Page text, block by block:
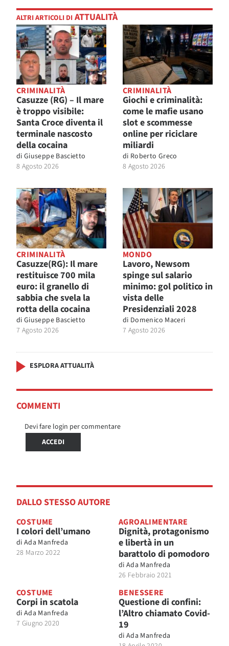
ALTRI ARTICOLI DI ATTUALITÀ
CRIMINALITÀ
Casuzze (RG) – Il mare
è troppo visibile:
Santa Croce diventa il
terminale nascosto
della cocaina
di Giuseppe Bascietto
8 Agosto 2026
CRIMINALITÀ
Giochi e criminalità:
come le mafie usano
slot e scommesse
online per riciclare
miliardi
di Roberto Greco
8 Agosto 2026
CRIMINALITÀ
Casuzze(RG): Il mare
restituisce 700 mila
euro: il granello di
sabbia che svela la
rotta della cocaina
di Giuseppe Bascietto
7 Agosto 2026
MONDO
Lavoro, Newsom
spinge sul salario
minimo: gol politico in
vista delle
Presidenziali 2028
di Domenico Maceri
7 Agosto 2026
ESPLORA ATTUALITÀ
COMMENTI
Devi fare login per commentare
ACCEDI
DALLO STESSO AUTORE
COSTUME
I colori dell’umano
di Ada Manfreda
28 Marzo 2022
AGROALIMENTARE
Dignità, protagonismo
e libertà in un
barattolo di pomodoro
di Ada Manfreda
26 Febbraio 2021
COSTUME
Corpi in scatola
di Ada Manfreda
7 Giugno 2020
BENESSERE
Questione di confini:
l’Altro chiamato Covid-
19
di Ada Manfreda